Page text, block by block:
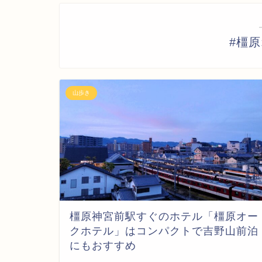
#橿
山歩き
橿原神宮前駅すぐのホテル「橿原オー
クホテル」はコンパクトで吉野山前泊
にもおすすめ